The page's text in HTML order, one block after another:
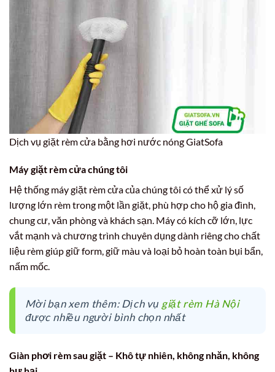
Dịch vụ giặt rèm cửa bằng hơi nước nóng GiatSofa
Máy giặt rèm cửa chúng tôi
Hệ thống máy giặt rèm cửa của chúng tôi có thể xử lý số
lượng lớn rèm trong một lần giặt, phù hợp cho hộ gia đình,
chung cư, văn phòng và khách sạn. Máy có kích cỡ lớn, lực
vắt mạnh và chương trình chuyên dụng dành riêng cho chất
liệu rèm giúp giữ form, giữ màu và loại bỏ hoàn toàn bụi bẩn,
nấm mốc.
Mời bạn xem thêm: Dịch vụ giặt rèm Hà Nội
được nhiều người bình chọn nhất
Giàn phơi rèm sau giặt – Khô tự nhiên, không nhăn, không